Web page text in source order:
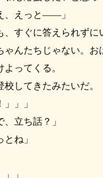
、えっと――」
すぐに答えられずに
ゃんたちじゃない。お
ってくる。
してきたみたいだ。
」」」
、立ち話？」
とね」
」